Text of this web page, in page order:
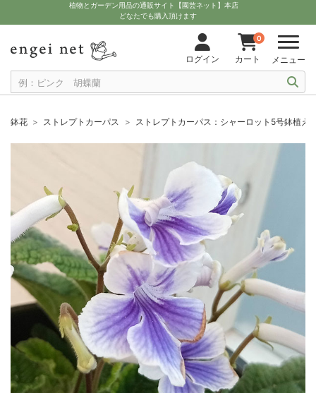
植物とガーデン用品の通販サイト【園芸ネット】本店
どなたでも購入頂けます
ログイン
0
カート メニュー
鉢花 ストレプトカーパス ストレプトカーパス：シャーロット5号鉢植え